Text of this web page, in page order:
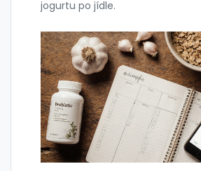
jogurtu po jídle.